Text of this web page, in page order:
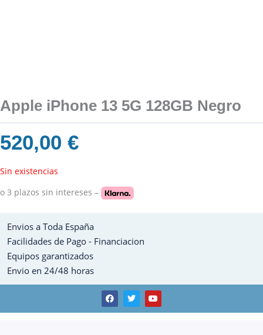
Apple iPhone 13 5G 128GB Negro
520,00 €
Sin existencias
o 3 plazos sin intereses –
Envios a Toda España
Facilidades de Pago - Financiacion
Equipos garantizados
Envio en 24/48 horas
F
a
c
e
T
w
i
t
Y
o
u
t